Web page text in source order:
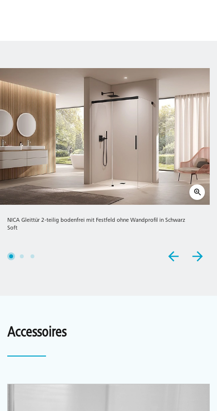
NICA Gleittür 2-teilig bodenfrei mit Festfeld ohne Wandprofil in Schwarz
Soft
Accessoires